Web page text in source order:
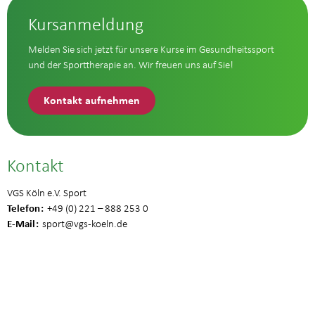
Kursanmeldung
Melden Sie sich jetzt für unsere Kurse im Gesundheitssport
und der Sporttherapie an. Wir freuen uns auf Sie!
Kontakt aufnehmen
Kontakt
VGS Köln e.V. Sport
Telefon +49 (0) 221 – 888 253 0
E-Mail sport@vgs-koeln.de